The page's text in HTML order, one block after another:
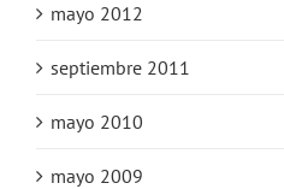
mayo 2012
septiembre 2011
mayo 2010
mayo 2009